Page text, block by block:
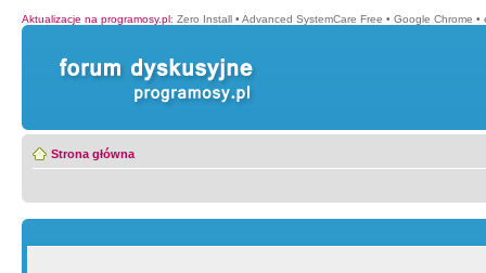
Aktualizacje na programosy.pl: Zero Install • Advanced SystemCare Free • Google Chrome •
Strona główna